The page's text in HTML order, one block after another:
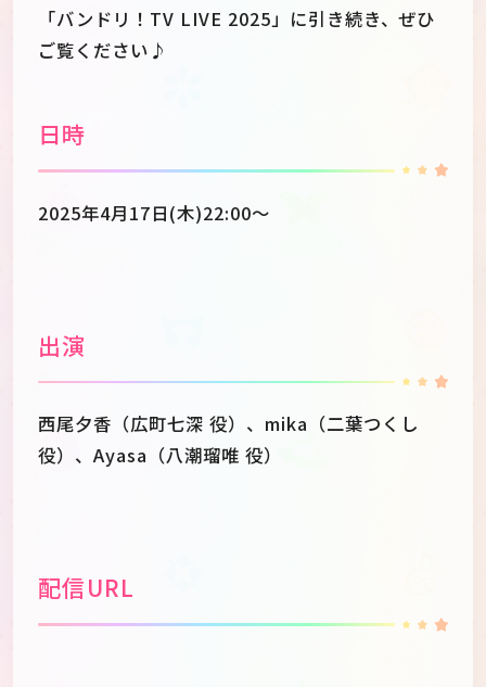
「バンドリ！TV LIVE 2025」に引き続き、ぜひ
ご覧ください♪
日時
2025年4月17日(木)22:00～
出演
西尾夕香（広町七深 役）、mika（二葉つくし
役）、Ayasa（八潮瑠唯 役）
配信URL